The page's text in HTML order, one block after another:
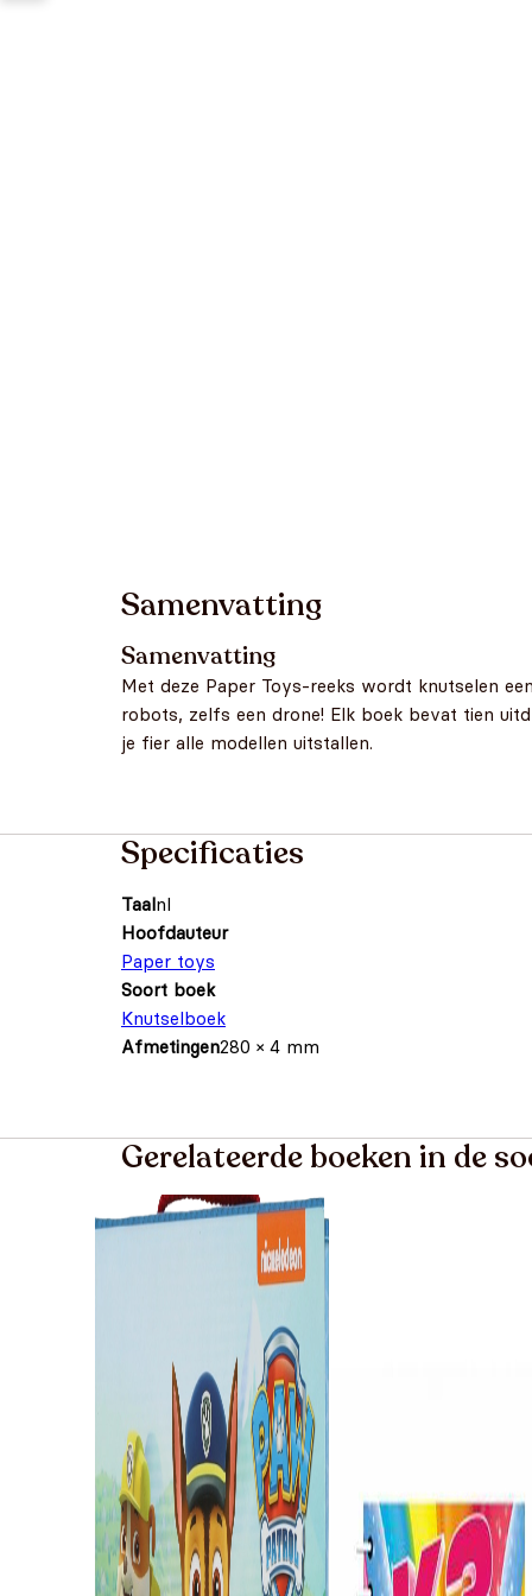
Samenvatting
Samenvatting
Met deze Paper Toys-reeks wordt knutselen
robots, zelfs een drone! Elk boek bevat tien
je fier alle modellen uitstallen.
Specificaties
Taalnl
Hoofdauteur
Paper toys
Soort boek
Knutselboek
Afmetingen280 × 4 mm
Gerelateerde boeken in de